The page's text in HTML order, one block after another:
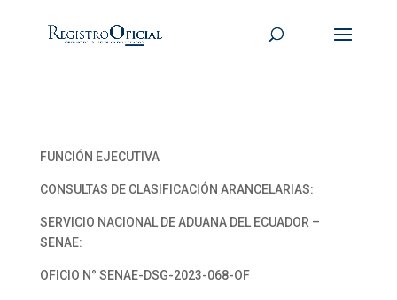
FUNCIÓN EJECUTIVA
CONSULTAS DE CLASIFICACIÓN ARANCELARIAS:
SERVICIO NACIONAL DE ADUANA DEL ECUADOR –
SENAE:
OFICIO N° SENAE-DSG-2023-068-OF